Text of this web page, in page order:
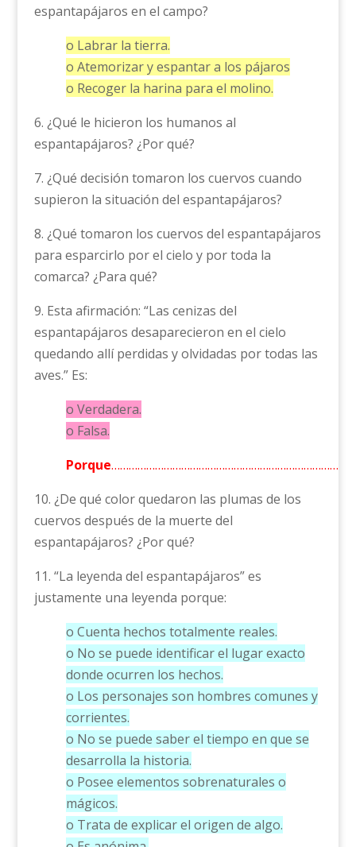
espantapájaros en el campo?
o Labrar la tierra.
o Atemorizar y espantar a los pájaros
o Recoger la harina para el molino.
6. ¿Qué le hicieron los humanos al
espantapájaros? ¿Por qué?
7. ¿Qué decisión tomaron los cuervos cuando
supieron la situación del espantapájaros?
8. ¿Qué tomaron los cuervos del espantapájaros
para esparcirlo por el cielo y por toda la
comarca? ¿Para qué?
9. Esta afirmación: “Las cenizas del
espantapájaros desaparecieron en el cielo
quedando allí perdidas y olvidadas por todas las
aves.” Es:
o Verdadera.
o Falsa.
Porque
10. ¿De qué color quedaron las plumas de los
cuervos después de la muerte del
espantapájaros? ¿Por qué?
11. “La leyenda del espantapájaros” es
justamente una leyenda porque:
o Cuenta hechos totalmente reales.
o No se puede identificar el lugar exacto
donde ocurren los hechos.
o Los personajes son hombres comunes y
corrientes.
o No se puede saber el tiempo en que se
desarrolla la historia.
o Posee elementos sobrenaturales o
mágicos.
o Trata de explicar el origen de algo.